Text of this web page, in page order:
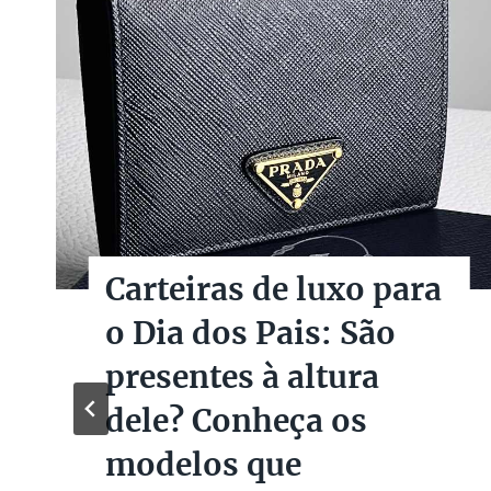
Carteiras de luxo para
o Dia dos Pais: São
presentes à altura
dele? Conheça os
modelos que